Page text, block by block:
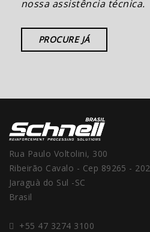
nossa assistência técnica.
PROCURE JÁ
Rua Paulo Voltolini, 300
Ribeirão Cavalo - Cep 89265 - 202
Jaraguà do Sul -SC
Brasil
+55 47 3274 3100